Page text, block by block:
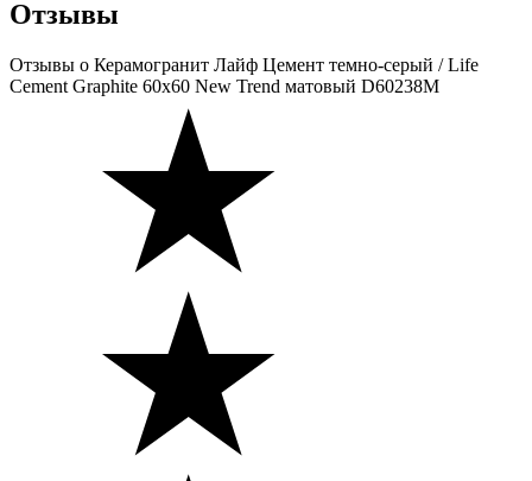
Отзывы
Отзывы о Керамогранит Лайф Цемент темно-серый / Life
Cement Graphite 60х60 New Trend матовый D60238M